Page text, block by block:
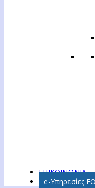
ΕΠΙΚΟΙΝΩΝΙΑ
e-Υπηρεσίες